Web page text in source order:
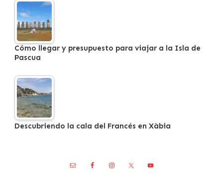
Cómo llegar y presupuesto para viajar a la Isla de
Pascua
Descubriendo la cala del Francés en Xàbia